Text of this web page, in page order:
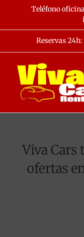
contenido
Teléfono
Reservas
Viva Cars
ofertas